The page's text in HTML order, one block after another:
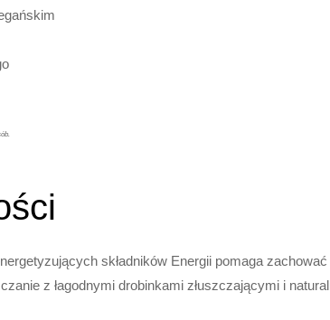
składników Energii pomaga
z łagodnymi drobinkami złuszczającymi i